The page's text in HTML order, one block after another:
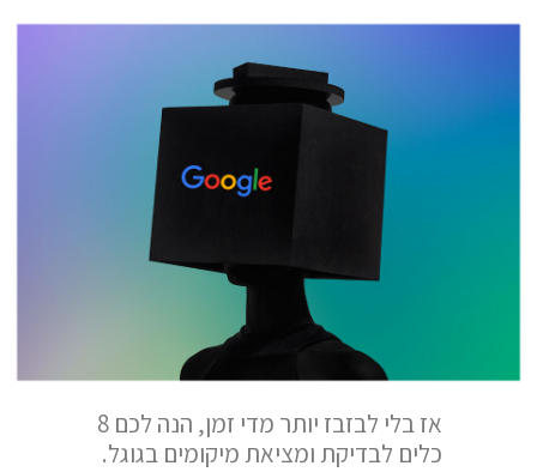
אז בלי לבזבז יותר מדי זמן, הנה לכם 8
כלים לבדיקת ומציאת מיקומים בגוגל.